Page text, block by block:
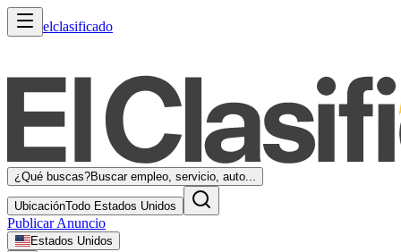
elclasificado
¿Qué buscas?Buscar empleo, servicio, auto...
UbicaciónTodo Estados Unidos
Publicar Anuncio
Estados Unidos